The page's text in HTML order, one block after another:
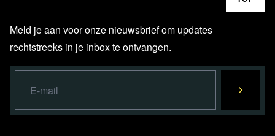
Meld je aan voor onze nieuwsbrief om updates
rechtstreeks in je inbox te ontvangen.